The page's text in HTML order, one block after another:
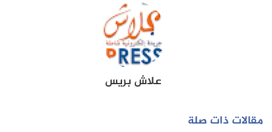
علاش بريس
مقالات ذات صلة